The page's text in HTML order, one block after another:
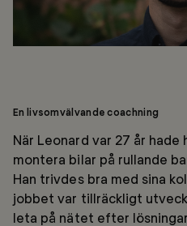
En livsomvälvande coachning
När Leonard var 27 år
montera bilar på rullande
Han trivdes bra med sina
jobbet var tillräckligt
leta på nätet efter